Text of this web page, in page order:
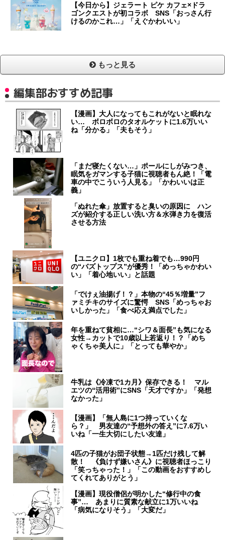
【今日から】ジェラート ピケ カフェ×ドラ
ゴンクエストが初コラボ SNS「おっさん行
けるのかこれ…」「えぐかわいい」
もっと見る
編集部おすすめ記事
【漫画】大人になってもこれがないと眠れな
い… ボロボロのタオルケットに1.6万いい
ね「分かる」「夫もそう」
「まだ寝たくない…」ポールにしがみつき、
眠気をガマンする子猫に視聴者もん絶！「電
車の中でこういう人見る」「かわいいは正
義」
「ぬれた傘」放置すると臭いの原因に ハン
ズが紹介する正しい洗い方＆水弾き力を復活
させる方法
【ユニクロ】1枚でも重ね着でも…990円
の“バズトップス”が優秀！「めっちゃかわい
い」「着心地いい」と話題
「でけぇ油揚げ！？」本物の“45％増量”フ
ァミチキのサイズに驚愕 SNS「めっちゃお
いしかった」「食べ応え満点でした」
年を重ねて貧相に…“シワ＆面長”も気になる
女性→カットで10歳以上若返り！？「めち
ゃくちゃ美人に」「とっても華やか」
牛乳は《冷凍で1カ月》保存できる！ マル
エツの“活用術”にSNS「天才ですか」「発想
なかった」
【漫画】「無人島に1つ持っていくな
ら？」 男友達の“予想外の答え”に7.6万い
いね「一生大切にしたい友達」
4匹の子猫がお団子状態→1匹だけ残して解
散！ 《負けず嫌いさん》に視聴者ほっこり
「笑っちゃった！」「この動画をおすすめし
てくれてありがとう」
【漫画】現役僧侶が明かした“修行中の食
事”… あまりに質素な献立に1万いいね
「病気になりそう」「大変だ」